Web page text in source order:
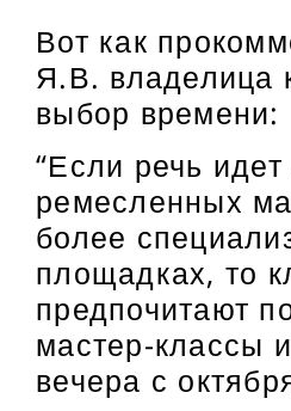
Вот как
Я.В. владелица
выбор времени:
“Если речь идет
ремесленных
более
площадках, то
предпочитают
мастер-классы
вечера с